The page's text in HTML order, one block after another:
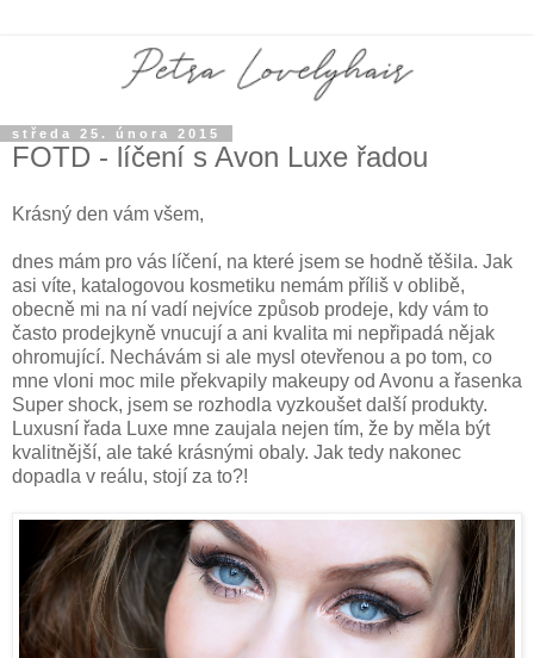
středa 25. února 2015
FOTD - líčení s Avon Luxe řadou
Krásný den vám všem,
dnes mám pro vás líčení, na které jsem se hodně těšila. Jak
asi víte, katalogovou kosmetiku nemám příliš v oblibě,
obecně mi na ní vadí nejvíce způsob prodeje, kdy vám to
často prodejkyně vnucují a ani kvalita mi nepřipadá nějak
ohromující. Nechávám si ale mysl otevřenou a po tom, co
mne vloni moc mile překvapily makeupy od Avonu a řasenka
Super shock, jsem se rozhodla vyzkoušet další produkty.
Luxusní řada Luxe mne zaujala nejen tím, že by měla být
kvalitnější, ale také krásnými obaly. Jak tedy nakonec
dopadla v reálu, stojí za to?!